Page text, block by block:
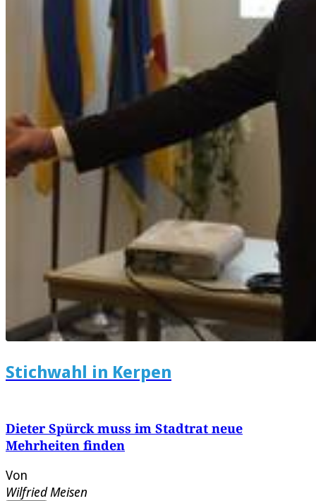
Stichwahl in Kerpen
Dieter Spürck muss im Stadtrat neue
Mehrheiten finden
Von
Wilfried Meisen